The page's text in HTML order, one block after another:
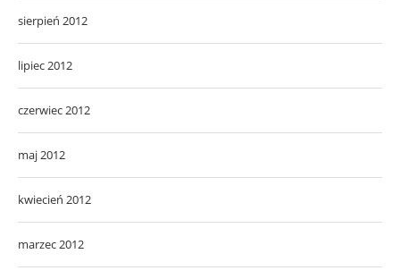
sierpień 2012
lipiec 2012
czerwiec 2012
maj 2012
kwiecień 2012
marzec 2012